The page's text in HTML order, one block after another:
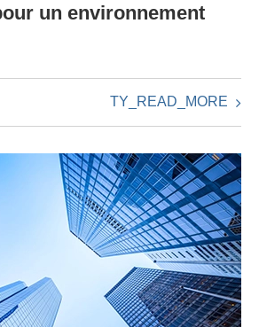
un environnement
TY_READ_MORE